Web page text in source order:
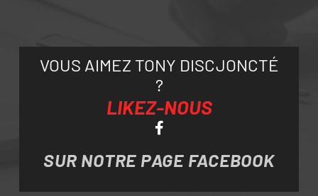
VOUS AIMEZ TONY DISCJONCTÉ
?
LIKEZ-NOUS
SUR NOTRE PAGE FACEBOOK